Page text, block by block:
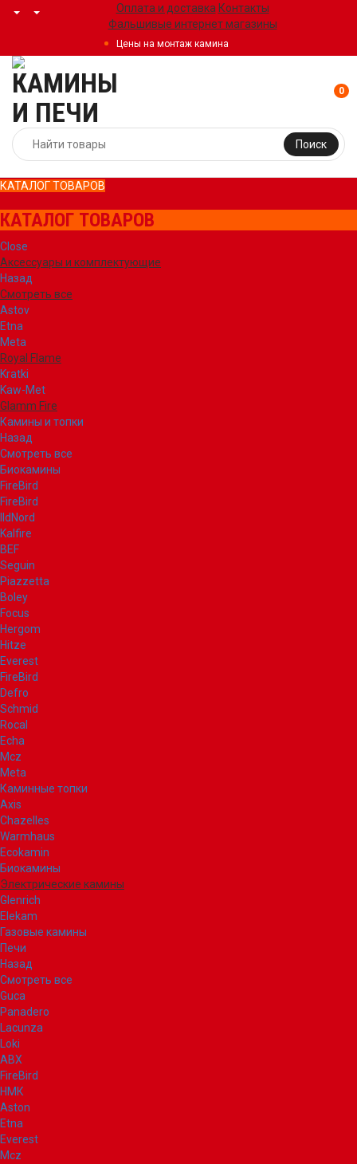
Оплата и доставка Контакты
Фальшивые интернет магазины
Цены на монтаж камина
Поиск
0
КАТАЛОГ ТОВАРОВ
КАТАЛОГ ТОВАРОВ
Close
Аксессуары и комплектующие
Назад
Смотреть все
Astov
Etna
Meta
Royal Flame
Kratki
Kaw-Met
Glamm Fire
Камины и топки
Назад
Смотреть все
Биокамины
FireBird
FireBird
IldNord
Kalfire
BEF
Seguin
Piazzetta
Boley
Focus
Hergom
Hitze
Everest
FireBird
Defro
Schmid
Rocal
Echa
Mcz
Meta
Каминные топки
Axis
Chazelles
Warmhaus
Ecokamin
Биокамины
Электрические камины
Glenrich
Elekam
Газовые камины
Печи
Назад
Смотреть все
Guca
Panadero
Lacunza
Loki
ABX
FireBird
НМК
Aston
Etna
Everest
Mcz